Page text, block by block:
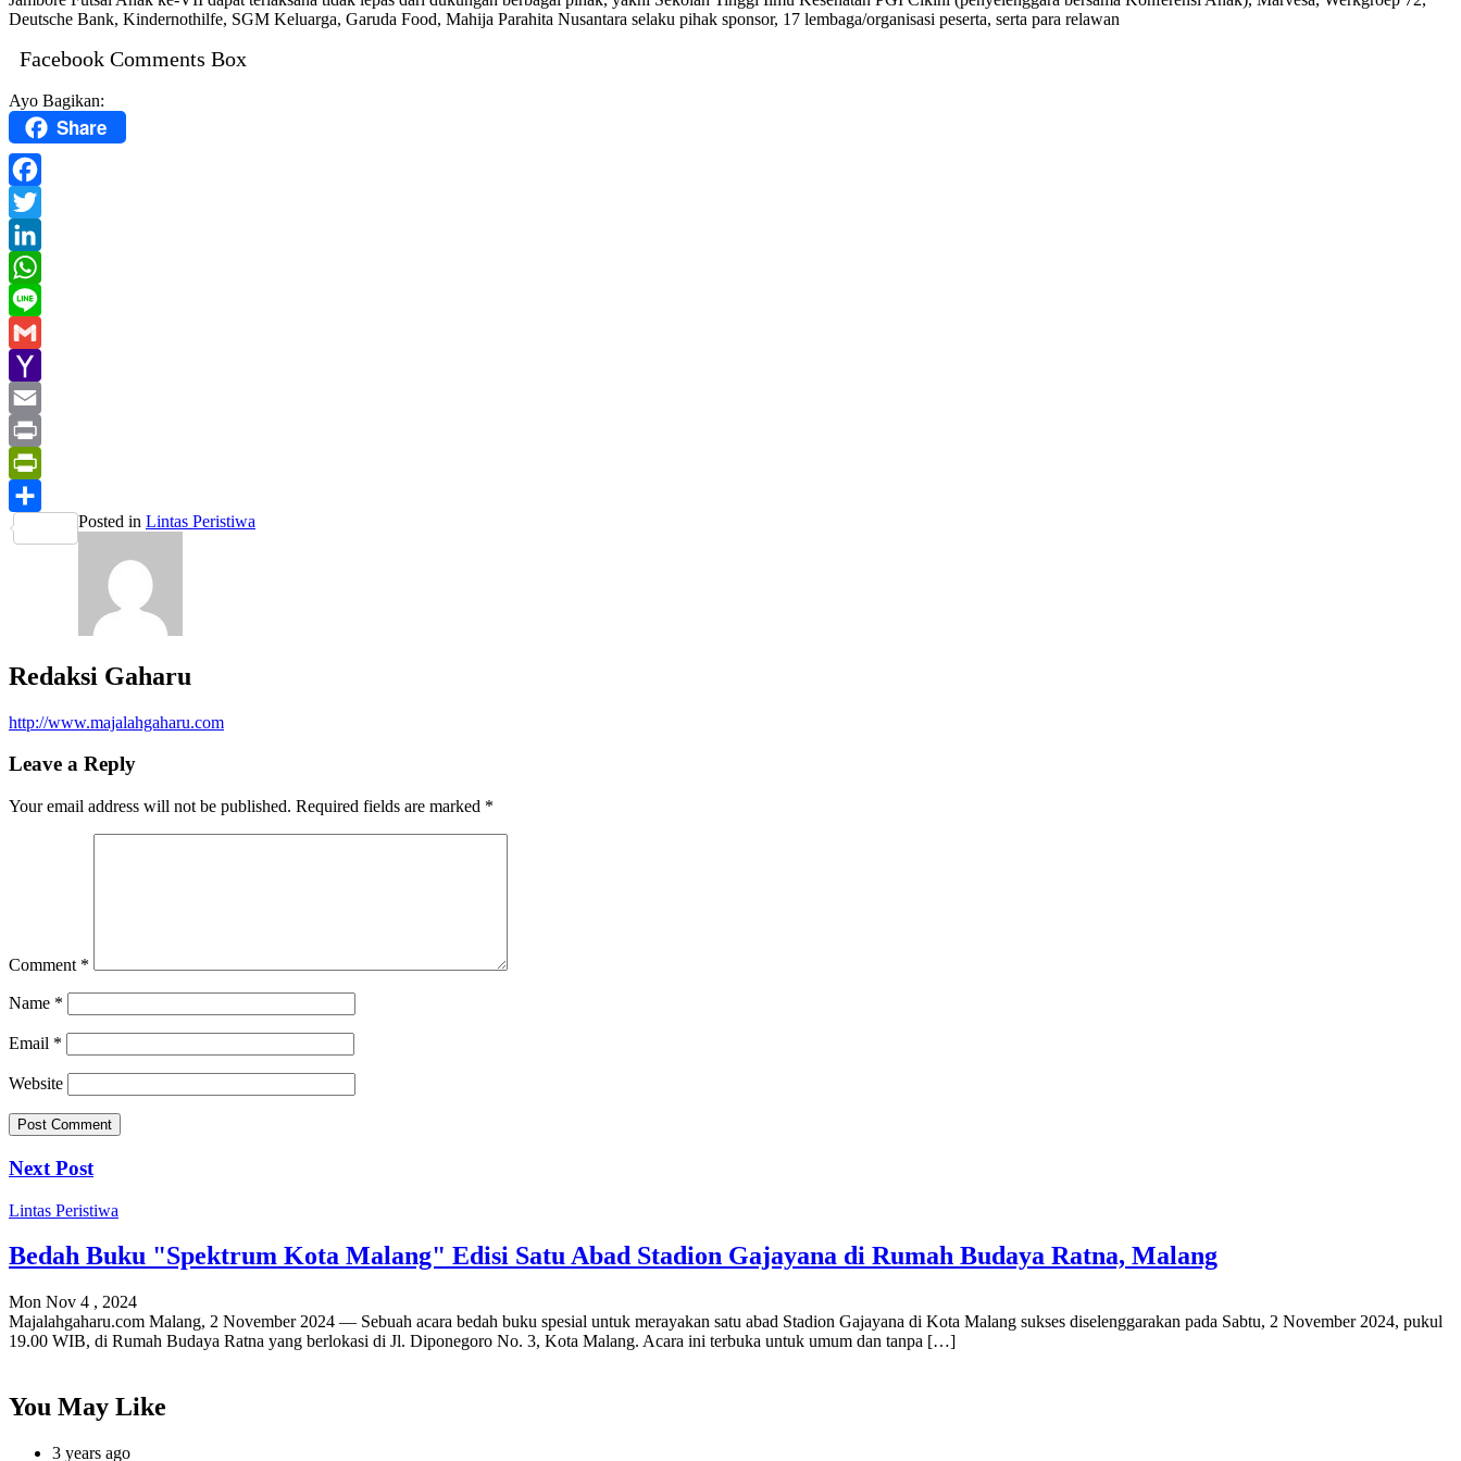
Deutsche Bank, Kindernothilfe, SGM Keluarga, Garuda Food, Mahija Parahita Nusantara selaku pihak sponsor, 17 lembaga/organisasi peserta, serta para relawan
Facebook Comments Box
Ayo Bagikan:
Share
Facebook
Twitter
LinkedIn
WhatsApp
Line
Gmail
Yahoo
Mail
Email
Print
PrintFriendly
Share
Posted in Lintas Peristiwa
Redaksi Gaharu
http://www.majalahgaharu.com
Leave a Reply
Your email address will not be published. Required fields are marked *
Comment *
Name *
Email *
Website
Next Post
Lintas Peristiwa
Bedah Buku "Spektrum Kota Malang" Edisi Satu Abad Stadion Gajayana di Rumah Budaya Ratna, Malang
Mon Nov 4 , 2024
Majalahgaharu.com Malang, 2 November 2024 — Sebuah acara bedah buku spesial untuk merayakan satu abad Stadion Gajayana di Kota Malang sukses diselenggarakan pada Sabtu, 2 November 2024, pukul
19.00 WIB, di Rumah Budaya Ratna yang berlokasi di Jl. Diponegoro No. 3, Kota Malang. Acara ini terbuka untuk umum dan tanpa […]
You May Like
3 years ago